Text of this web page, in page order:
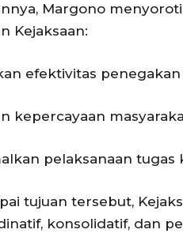
Margono
Kejaksaan:
efektivitas
kepercayaan
pelaksanaan tugas
tujuan tersebut,
konsolidatif, dan